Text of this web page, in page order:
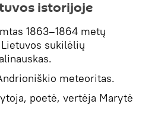
istorijoje
1863–1864 metų
sukilėlių
meteoritas.
poetė, vertėja Marytė